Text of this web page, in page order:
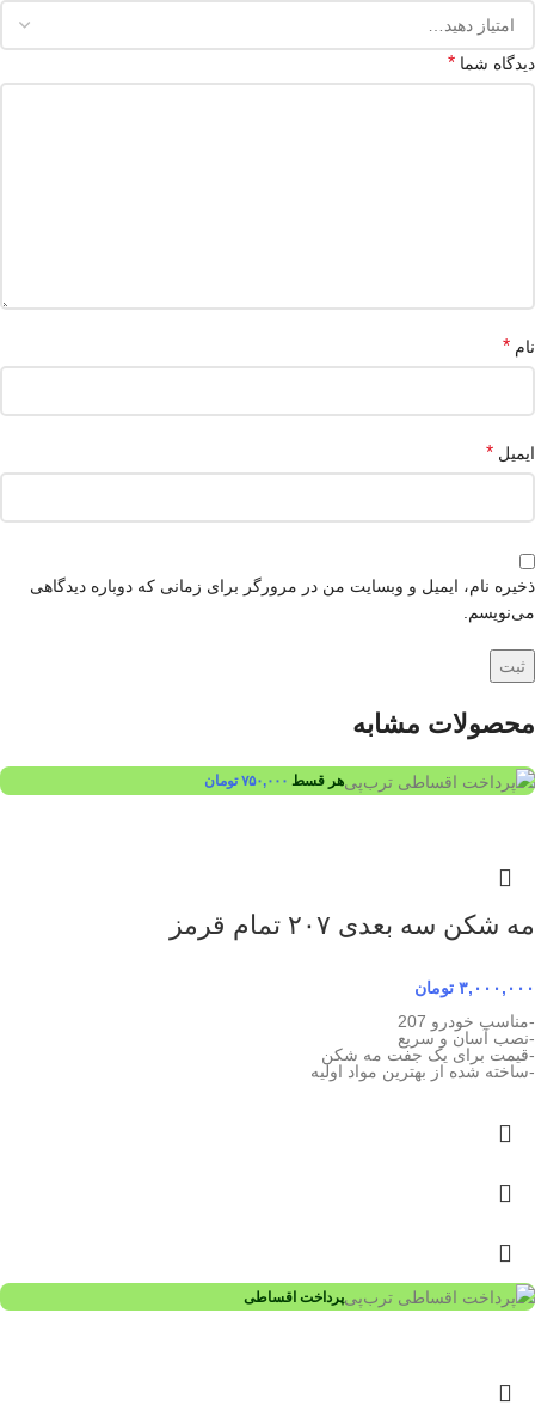
دیدگاه شما *
نام *
ایمیل *
ذخیره نام، ایمیل و وبسایت من در مرورگر برای زمانی که دوباره دیدگاهی
می‌نویسم.
محصولات مشابه
هر قسط ۷۵۰,۰۰۰ تومان
مه شکن سه بعدی ۲۰۷ تمام قرمز
۳,۰۰۰,۰۰۰ تومان
-مناسب خودرو 207
-نصب آسان و سریع
-قیمت برای یک جفت مه شکن
-ساخته شده از بهترین مواد اولیه
پرداخت اقساطی